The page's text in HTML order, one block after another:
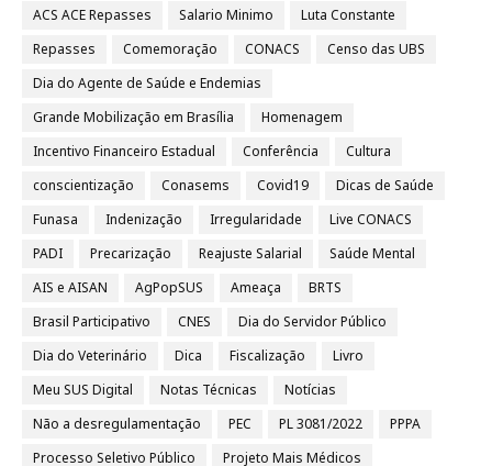
ACS ACE Repasses
Salario Minimo
Luta Constante
Repasses
Comemoração CONACS
Censo das UBS
Dia do Agente de Saúde e Endemias
Grande Mobilização em Brasília
Homenagem
Incentivo Financeiro Estadual
Conferência
Cultura
conscientização
Conasems Covid19
Dicas de Saúde
Funasa
Indenização Irregularidade
Live CONACS
PADI
Precarização Reajuste Salarial
Saúde Mental
AIS e AISAN
AgPopSUS Ameaça
BRTS
Brasil Participativo
CNES
Dia do Servidor Público
Dia do Veterinário
Dica Fiscalização
Livro
Meu SUS Digital
Notas Técnicas
Notícias
Não a desregulamentação
PEC PL 3081/2022
PPPA
Processo Seletivo Público
Projeto Mais Médicos